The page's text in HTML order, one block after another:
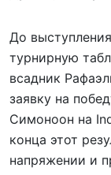
До
турнирную
всадник
заявку на
Симоноон на
конца этот
напряжении и